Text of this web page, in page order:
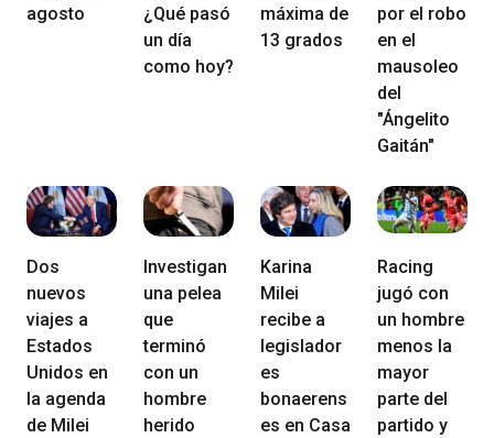
agosto
¿Qué pasó
un día
como hoy?
máxima de
13 grados
por el robo
en el
mausoleo
del
"Ángelito
Gaitán"
Dos
nuevos
viajes a
Estados
Unidos en
la agenda
de Milei
Investigan
una pelea
que
terminó
con un
hombre
herido
Karina
Milei
recibe a
legislador
es
bonaerens
es en Casa
Racing
jugó con
un hombre
menos la
mayor
parte del
partido y